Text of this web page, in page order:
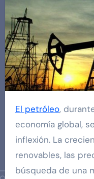
El petróleo,
economía global,
inflexión. La
renovables, las
búsqueda de una